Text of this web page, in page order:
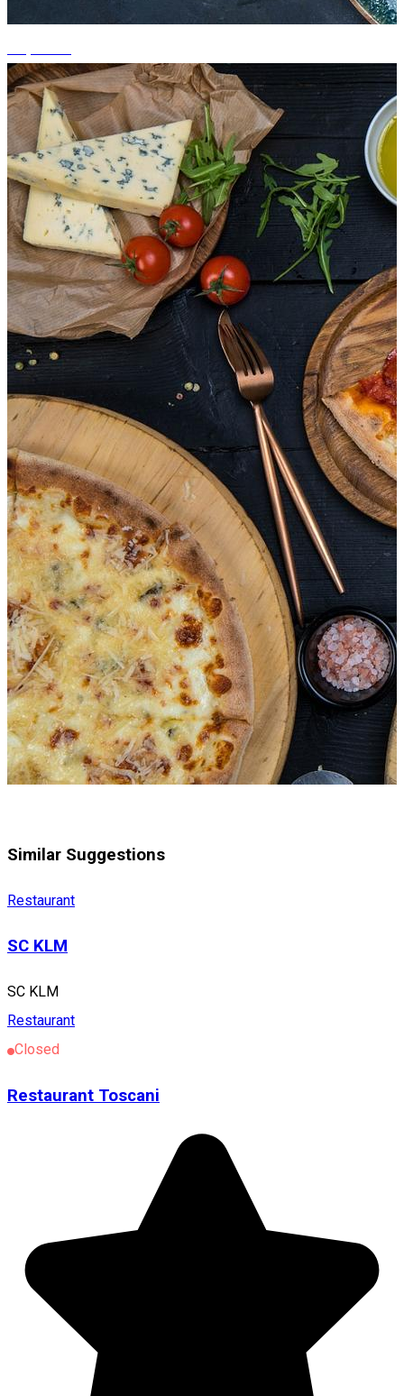
Similar Suggestions
Restaurant
SC KLM
SC KLM
Restaurant
Closed
Restaurant Toscani